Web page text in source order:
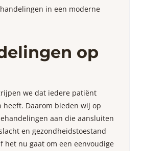
in een moderne
op
we dat iedere patiënt
heeft. Daarom bieden wij op
aan die aansluiten
en gezondheidstoestand
het nu gaat om een eenvoudige